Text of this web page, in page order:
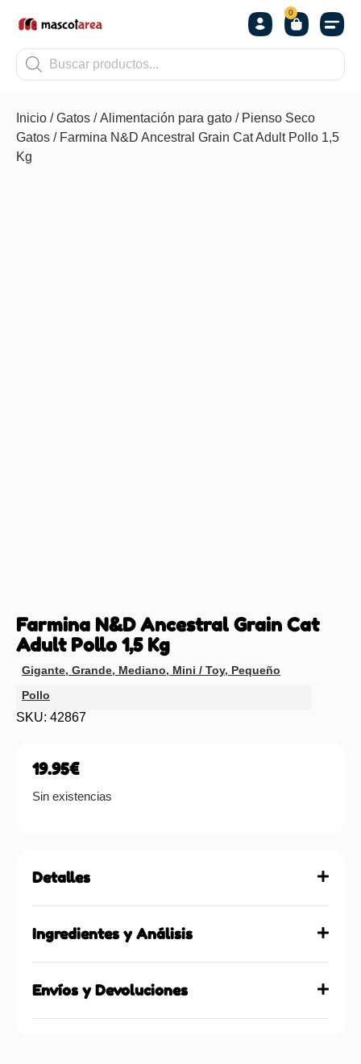
0
Inicio /Gatos /Alimentación para gato / Pienso Seco
Gatos / Farmina N&D Ancestral Grain Cat Adult Pollo 1,5
Kg
Farmina N&D Ancestral Grain Cat
Adult Pollo 1,5 Kg
Gigante, Grande, Mediano, Mini / Toy, Pequeño
Pollo
SKU: 42867
19.95€
Sin existencias
Detalles
Ingredientes y Análisis
Envíos y Devoluciones